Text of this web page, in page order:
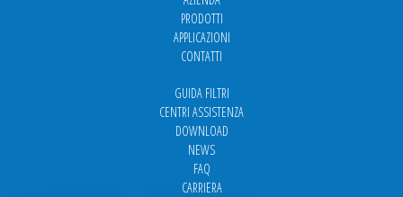
PRODOTTI
APPLICAZIONI
CONTATTI
GUIDA FILTRI
CENTRI ASSISTENZA
DOWNLOAD
NEWS
FAQ
CARRIERA